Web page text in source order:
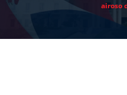
airoso